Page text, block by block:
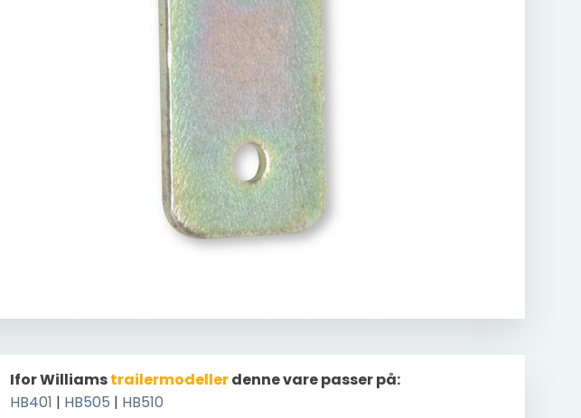
Ifor Williamstrailermodellerdenne vare passer på:
HB401 | HB505 | HB510